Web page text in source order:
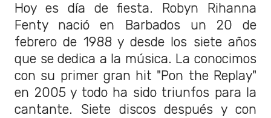
Hoy es día de fiesta. Robyn Rihanna
Fenty nació en Barbados un 20 de
febrero de 1988 y desde los siete años
que se dedica a la música. La conocimos
con su primer gran hit "Pon the Replay"
en 2005 y todo ha sido triunfos para la
cantante. Siete discos después y con